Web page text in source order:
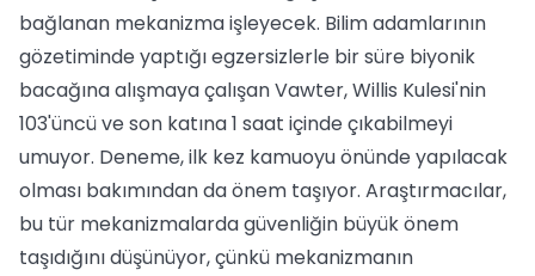
bağlanan mekanizma işleyecek. Bilim adamlarının
gözetiminde yaptığı egzersizlerle bir süre biyonik
bacağına alışmaya çalışan Vawter, Willis Kulesi'nin
103'üncü ve son katına 1 saat içinde çıkabilmeyi
umuyor. Deneme, ilk kez kamuoyu önünde yapılacak
olması bakımından da önem taşıyor. Araştırmacılar,
bu tür mekanizmalarda güvenliğin büyük önem
taşıdığını düşünüyor, çünkü mekanizmanın